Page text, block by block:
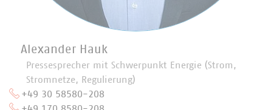
Alexander Hauk
Pressesprecher mit Schwerpunkt Energie (Strom,
Stromnetze, Regulierung)
+49 30 58580-208